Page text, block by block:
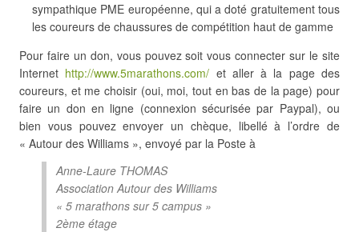
sympathique PME européenne, qui a doté gratuitement tous
les coureurs de chaussures de compétition haut de gamme
Pour faire un don, vous pouvez soit vous connecter sur le site
Internet http://www.5marathons.com/ et aller à la page des
coureurs, et me choisir (oui, moi, tout en bas de la page) pour
faire un don en ligne (connexion sécurisée par Paypal), ou
bien vous pouvez envoyer un chèque, libellé à l’ordre de
« Autour des Williams », envoyé par la Poste à
Anne-Laure THOMAS
Association Autour des Williams
« 5 marathons sur 5 campus »
2ème étage